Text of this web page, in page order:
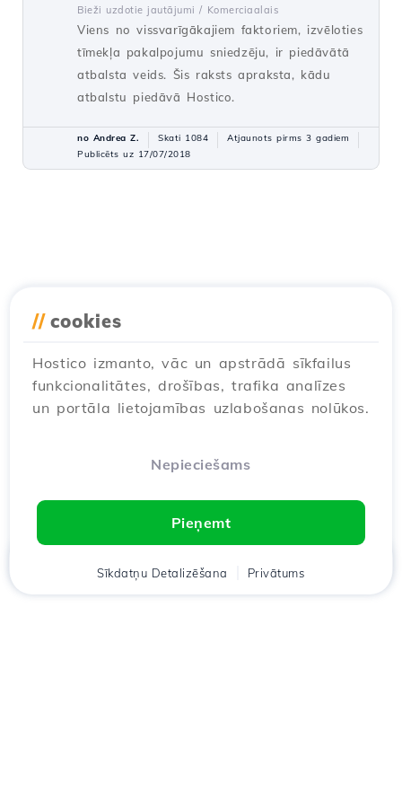
Bieži uzdotie jautājumi / Komerciaalais
Viens no vissvarīgākajiem faktoriem, izvēloties
tīmekļa pakalpojumu sniedzēju, ir piedāvātā
atbalsta veids. Šis raksts apraksta, kādu
atbalstu piedāvā Hostico.
no Andrea Z. Skati 1084
Atjaunots pirms 3 gadiem
Publicēts uz 17/07/2018
// cookies
Hostico izmanto, vāc un apstrādā sīkfailus
funkcionalitātes, drošības, trafika analīzes
un portāla lietojamības uzlabošanas nolūkos.
Nepieciešams
Pieņemt
Sīkdatņu Detalizēšana Privātums
Klients Groza Chat